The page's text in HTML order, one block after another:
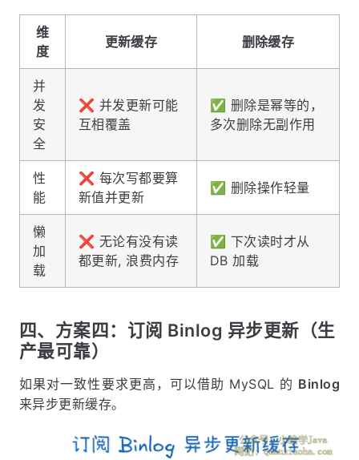
维
度
更新缓存 删除缓存
并
发
安
全
❌ 并发更新可能
互相覆盖
✅ 删除是幂等的，
多次删除无副作用
性
能
❌ 每次写都要算
新值并更新
✅ 删除操作轻量
懒
加
载
❌ 无论有没有读
都更新, 浪费内存
✅ 下次读时才从
DB 加载
四、方案四：订阅 Binlog 异步更新（生
产最可靠）
如果对一致性要求更高，可以借助 MySQL 的 Binlog
来异步更新缓存。